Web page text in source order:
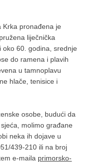
Krka pronađena je
liječnička
oko 60. godina, srednje
do ramena i plavih
u tamnoplavu
hlače, tenisice i
osobe, budući da
molimo građane
neka ih dojave u
439-210 ili na broj
e-maila primorsko-